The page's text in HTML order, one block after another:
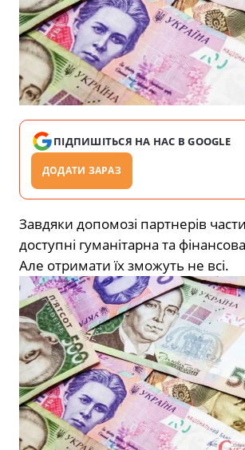
ПІДПИШІТЬСЯ НА НАС В GOOGLE
ДОДАТИ ЗАРАЗ
Завдяки допомозі партнерів
доступні гуманітарна та
Але отримати їх зможуть не всі.